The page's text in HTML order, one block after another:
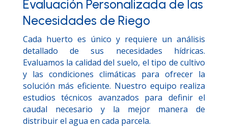
Evaluación Personalizada de las
Necesidades de Riego
Cada huerto es único y requiere un análisis
detallado de sus necesidades hídricas.
Evaluamos la calidad del suelo, el tipo de cultivo
y las condiciones climáticas para ofrecer la
solución más eficiente. Nuestro equipo realiza
estudios técnicos avanzados para definir el
caudal necesario y la mejor manera de
distribuir el agua en cada parcela.